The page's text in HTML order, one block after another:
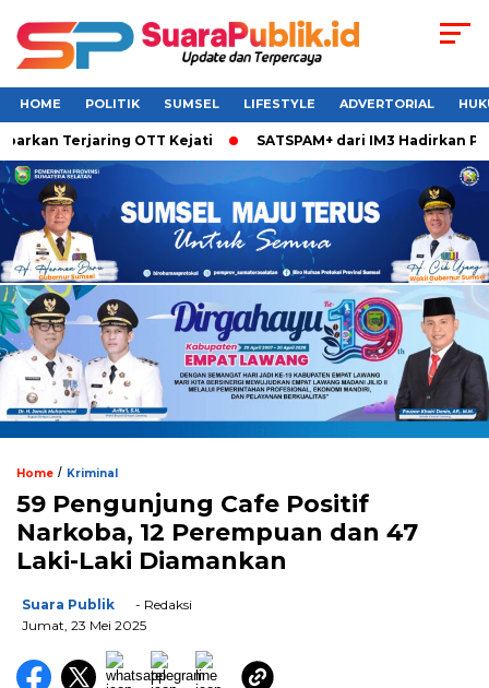
HOME POLITIK SUMSEL LIFESTYLE ADVERTORIAL
Terjaring OTT Kejati SATSPAM+ dari IM3 Hadirkan
Home / Kriminal
59 Pengunjung Cafe Positif
Narkoba, 12 Perempuan dan 47
Laki-Laki Diamankan
Suara Publik
- Redaksi
Jumat, 23 Mei 2025